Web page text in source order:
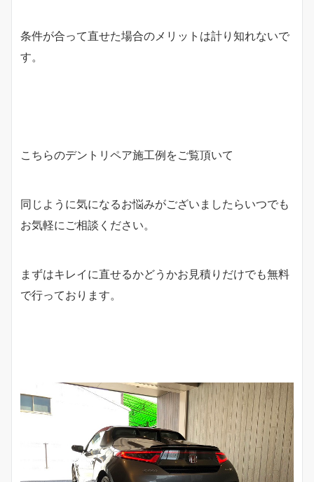
条件が合って直せた場合のメリットは計り知れないで
す。
こちらのデントリペア施工例をご覧頂いて
同じように気になるお悩みがございましたらいつでも
お気軽にご相談ください。
まずはキレイに直せるかどうかお見積りだけでも無料
で行っております。